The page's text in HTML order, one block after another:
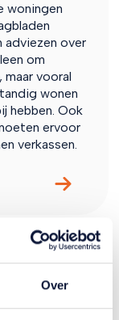
Over
woningen
adviezen over
om
vooral
wonen
hebben. Ook
ervoor
verkassen.